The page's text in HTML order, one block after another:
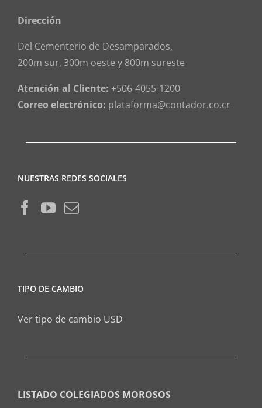
Dirección
Del Cementerio de Desamparados,
200m sur, 300m oeste y 800m sureste
Atención al Cliente: +506-4055-1200
Correo electrónico: plataforma@contador.co.cr
NUESTRAS REDES SOCIALES
TIPO DE CAMBIO
Ver tipo de cambio USD
LISTADO COLEGIADOS MOROSOS